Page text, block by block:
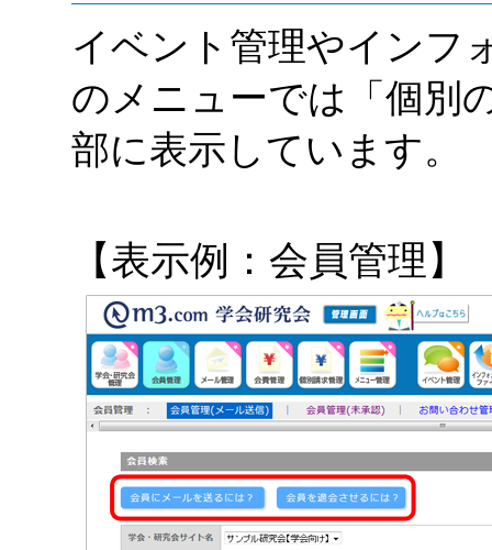
イベント管理やインフ
のメニューでは「個別
部に表示しています。
【表示例：会員管理】